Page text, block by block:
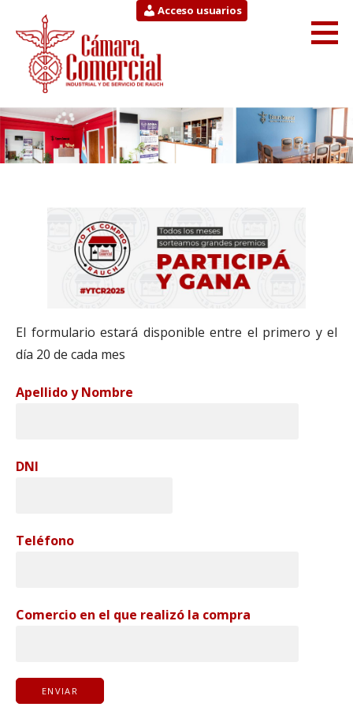
contenido
Cámara Comercial
Acceso usuarios
El formulario estará disponible entre el primero y el
día 20 de cada mes
Apellido y Nombre
DNI
Teléfono
Comercio en el que realizó la compra
ENVIAR